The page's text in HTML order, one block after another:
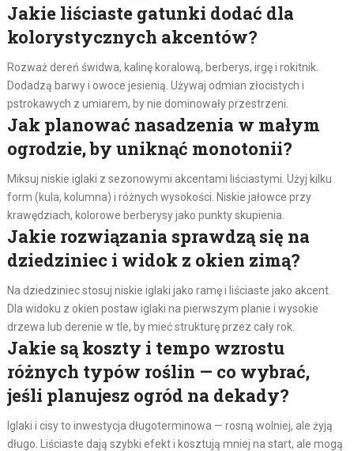
Jakie liściaste gatunki dodać dla
kolorystycznych akcentów?
Rozważ dereń świdwa, kalinę koralową, berberys, irgę i rokitnik.
Dodadzą barwy i owoce jesienią. Używaj odmian złocistych i
pstrokawych z umiarem, by nie dominowały przestrzeni.
Jak planować nasadzenia w małym
ogrodzie, by uniknąć monotonii?
Miksuj niskie iglaki z sezonowymi akcentami liściastymi. Użyj kilku
form (kula, kolumna) i różnych wysokości. Niskie jałowce przy
krawędziach, kolorowe berberysy jako punkty skupienia.
Jakie rozwiązania sprawdzą się na
dziedziniec i widok z okien zimą?
Na dziedziniec stosuj niskie iglaki jako ramę i liściaste jako akcent.
Dla widoku z okien postaw iglaki na pierwszym planie i wysokie
drzewa lub derenie w tle, by mieć strukturę przez cały rok.
Jakie są koszty i tempo wzrostu
różnych typów roślin — co wybrać,
jeśli planujesz ogród na dekady?
Iglaki i cisy to inwestycja długoterminowa — rosną wolniej, ale żyją
długo. Liściaste dają szybki efekt i kosztują mniej na start, ale mogą